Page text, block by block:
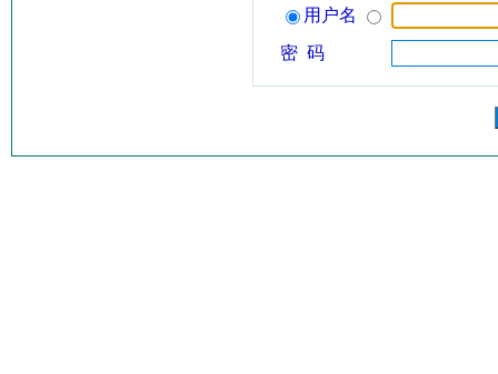
用户名
密 码